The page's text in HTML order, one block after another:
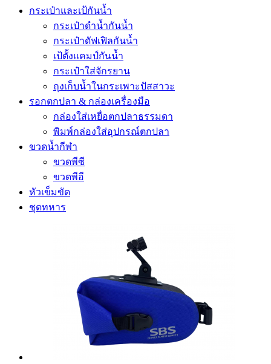
กระเป๋าและเป้กันน้ำ
กระเป๋าดำน้ำกันน้ำ
กระเป๋าดัฟเฟิลกันน้ำ
เป้ตั้งแคมป์กันน้ำ
กระเป๋าใส่จักรยาน
ถุงเก็บน้ำในกระเพาะปัสสาวะ
รอกตกปลา & กล่องเครื่องมือ
กล่องใส่เหยื่อตกปลาธรรมดา
พิมพ์กล่องใส่อุปกรณ์ตกปลา
ขวดน้ำกีฬา
ขวดพีซี
ขวดพีอี
หัวเข็มขัด
ชุดทหาร